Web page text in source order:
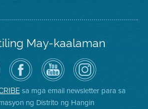
May-kaalaman
Bisitahin
ang
Page
sa
Facebook
ng
Distrito
Channel
sa
YouTube
ng
Air
District
Air
District
on
Instagram
sa mga email newsletter para sa
ng Distrito ng Hangin